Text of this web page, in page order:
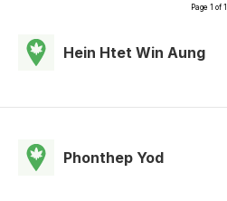
Page 1 of 1
Hein Htet Win Aung
Phonthep Yod